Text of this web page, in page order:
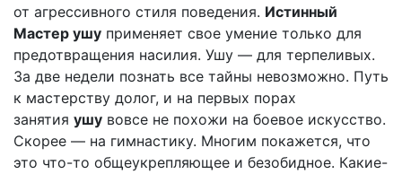
от агрессивного стиля поведения. Истинный
Мастер ушу применяет свое умение только для
предотвращения насилия. Ушу — для терпеливых.
За две недели познать все тайны невозможно. Путь
к мастерству долог, и на первых порах
занятия ушу вовсе не похожи на боевое искусство.
Скорее — на гимнастику. Многим покажется, что
это что-то общеукрепляющее и безобидное. Какие-